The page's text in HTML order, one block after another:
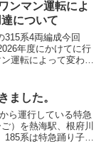
ンマン運転によ
について
315系4両編成今回
年度にかけてに行
運転によって変わっ
線（米原～大垣）
ました。
ら運行している特急
）を熱海駅、根府川
185系は特急踊り子で